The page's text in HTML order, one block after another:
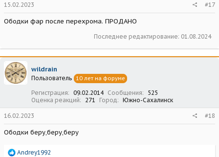
15.02.2023 #17
Ободки фар после перехрома. ПРОДАНО
Последнее редактирование: 01.08.2024
wildrain
Пользователь 10 лет на форуме
Регистрация 09.02.2014 Сообщения
525
Оценка реакций
271 Город Южно-Сахалинск
16.02.2023 #18
Ободки беру,беру,беру
Р
Andrey1992